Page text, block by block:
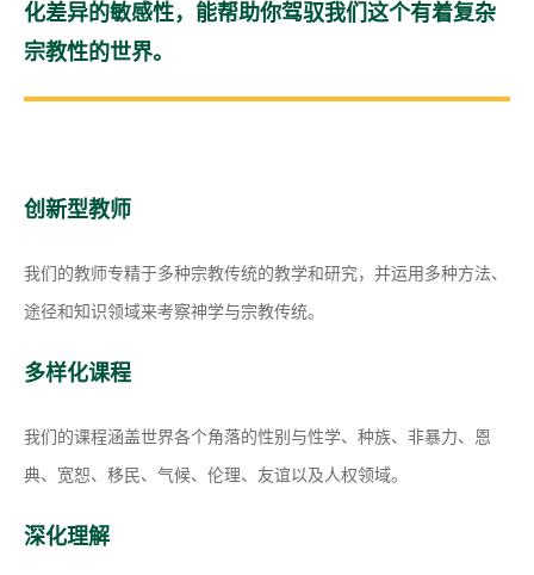
化差异的敏感性，能帮助你驾驭我们这个有着复杂
宗教性的世界。
创新型教师
我们的教师专精于多种宗教传统的教学和研究，并运用多种方法、
途径和知识领域来考察神学与宗教传统。
多样化课程
我们的课程涵盖世界各个角落的性别与性学、种族、非暴力、恩
典、宽恕、移民、气候、伦理、友谊以及人权领域。
深化理解